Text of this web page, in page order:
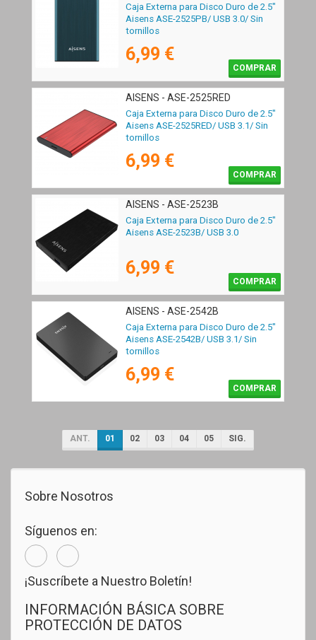
Caja Externa para Disco Duro de 2.5"
Aisens ASE-2525PB/ USB 3.0/ Sin
tornillos
6,99 €
COMPRAR
AISENS - ASE-2525RED
Caja Externa para Disco Duro de 2.5"
Aisens ASE-2525RED/ USB 3.1/ Sin
tornillos
6,99 €
COMPRAR
AISENS - ASE-2523B
Caja Externa para Disco Duro de 2.5"
Aisens ASE-2523B/ USB 3.0
6,99 €
COMPRAR
AISENS - ASE-2542B
Caja Externa para Disco Duro de 2.5"
Aisens ASE-2542B/ USB 3.1/ Sin
tornillos
6,99 €
COMPRAR
ANT. 01 02 03 04 05 SIG.
Sobre Nosotros
Síguenos en:
¡Suscríbete a Nuestro Boletín!
INFORMACIÓN BÁSICA SOBRE
PROTECCIÓN DE DATOS